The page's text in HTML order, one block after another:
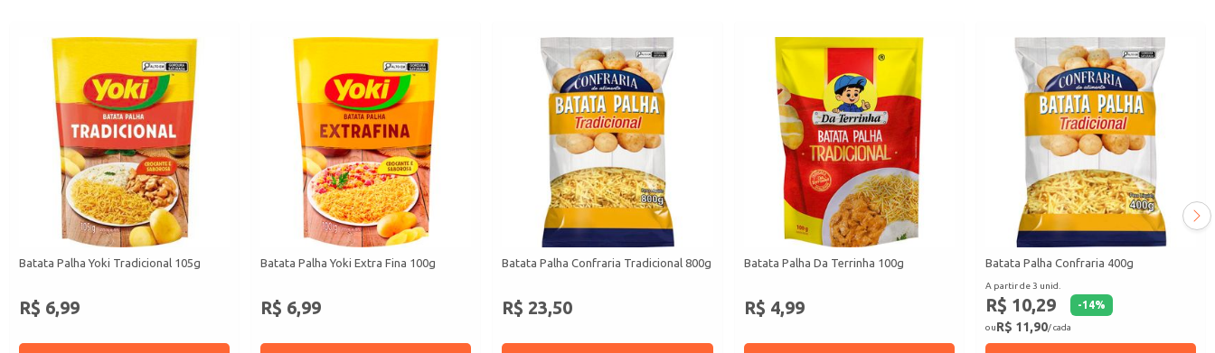
Batata Palha Yoki Tradicional 105g
R$ 6,99
Batata Palha Yoki Extra Fina 100g
R$ 6,99
Batata Palha Confraria Tradicional 800g
R$ 23,50
Batata Palha Da Terrinha 100g
R$ 4,99
Batata Palha Confraria 400g
A partir de 3 unid.
R$ 10,29 -14%
ouR$ 11,90/ cada